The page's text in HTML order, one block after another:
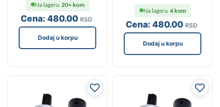
Cena:480.00 RSD
Na lageru 20+ kom
Dodaj u korpu
Cena:480.00 RSD
Na lageru 4 kom
Dodaj u korpu